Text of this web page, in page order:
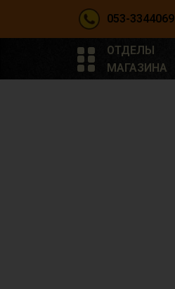
053-3344069
ОТДЕЛЫ
МАГАЗИНА